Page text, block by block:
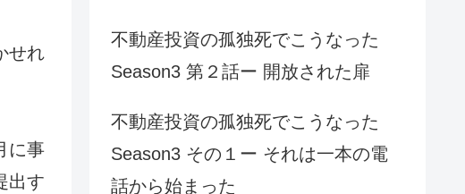
せれ
に事
出す
不動産投資の孤独死でこうなった
Season3 第２話ー 開放された扉
不動産投資の孤独死でこうなった
Season3 その１ー それは一本の電
話から始まった